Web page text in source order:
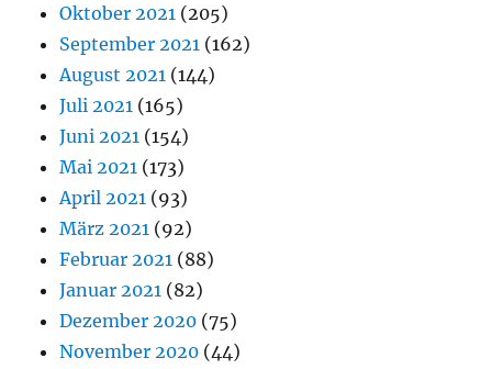
Oktober 2021 (205)
September 2021 (162)
August 2021 (144)
Juli 2021 (165)
Juni 2021 (154)
Mai 2021 (173)
April 2021 (93)
März 2021 (92)
Februar 2021 (88)
Januar 2021 (82)
Dezember 2020 (75)
November 2020 (44)